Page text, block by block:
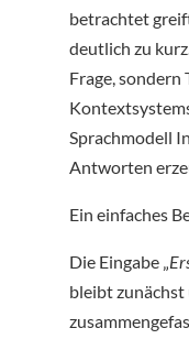
betrachtet
deutlich zu
Frage, sondern
Sprachmodell
Antworten
Ein einfaches
Die Eingabe „
bleibt zunächst